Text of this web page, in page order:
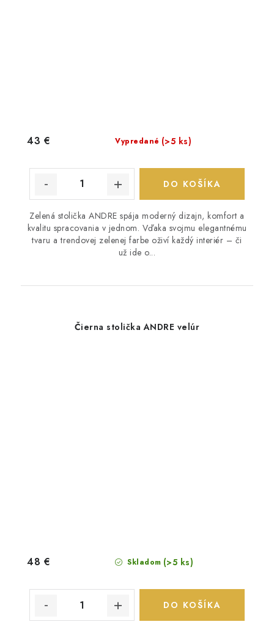
Vypredané (>5 ks)
43 €
DO KOŠÍKA
Zelená stolička ANDRE spája moderný dizajn, komfort a
kvalitu spracovania v jednom. Vďaka svojmu elegantnému
tvaru a trendovej zelenej farbe oživí každý interiér – či
už ide o...
Čierna stolička ANDRE velúr
Skladom (>5 ks)
48 €
DO KOŠÍKA